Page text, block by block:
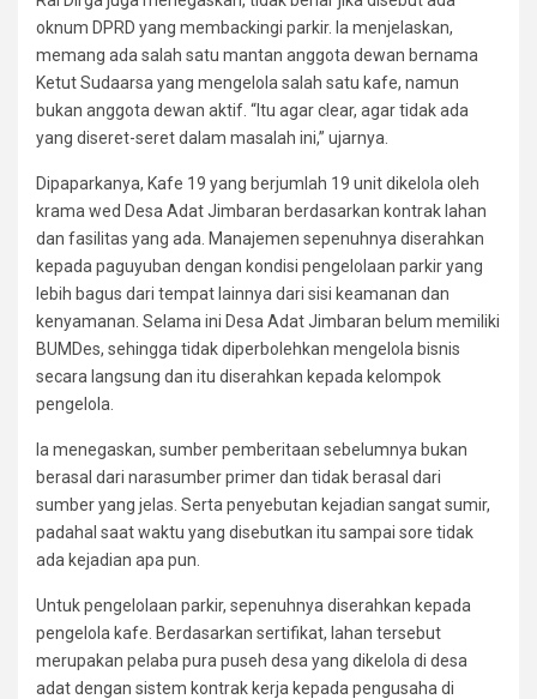
oknum DPRD yang membackingi parkir. Ia menjelaskan,
memang ada salah satu mantan anggota dewan bernama
Ketut Sudaarsa yang mengelola salah satu kafe, namun
bukan anggota dewan aktif. “Itu agar clear, agar tidak ada
yang diseret-seret dalam masalah ini,” ujarnya.
Dipaparkanya, Kafe 19 yang berjumlah 19 unit dikelola oleh
krama wed Desa Adat Jimbaran berdasarkan kontrak lahan
dan fasilitas yang ada. Manajemen sepenuhnya diserahkan
kepada paguyuban dengan kondisi pengelolaan parkir yang
lebih bagus dari tempat lainnya dari sisi keamanan dan
kenyamanan. Selama ini Desa Adat Jimbaran belum memiliki
BUMDes, sehingga tidak diperbolehkan mengelola bisnis
secara langsung dan itu diserahkan kepada kelompok
pengelola.
Ia menegaskan, sumber pemberitaan sebelumnya bukan
berasal dari narasumber primer dan tidak berasal dari
sumber yang jelas. Serta penyebutan kejadian sangat sumir,
padahal saat waktu yang disebutkan itu sampai sore tidak
ada kejadian apa pun.
Untuk pengelolaan parkir, sepenuhnya diserahkan kepada
pengelola kafe. Berdasarkan sertifikat, lahan tersebut
merupakan pelaba pura puseh desa yang dikelola di desa
adat dengan sistem kontrak kerja kepada pengusaha di